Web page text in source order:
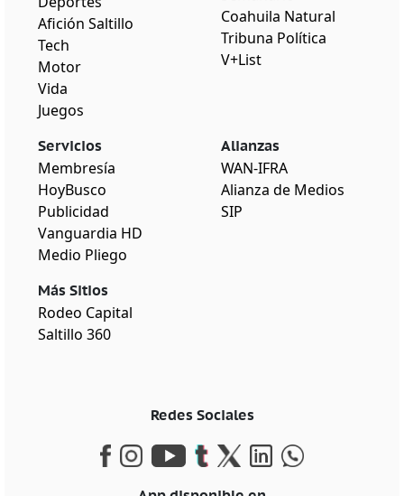
Afición Saltillo
Tech
Motor
Vida
Juegos
Coahuila Natural
Tribuna Política
V+List
Servicios
Membresía
HoyBusco
Publicidad
Vanguardia HD
Medio Pliego
Más Sitios
Rodeo Capital
Saltillo 360
Alianzas
WAN-IFRA
Alianza de Medios
SIP
Redes Sociales